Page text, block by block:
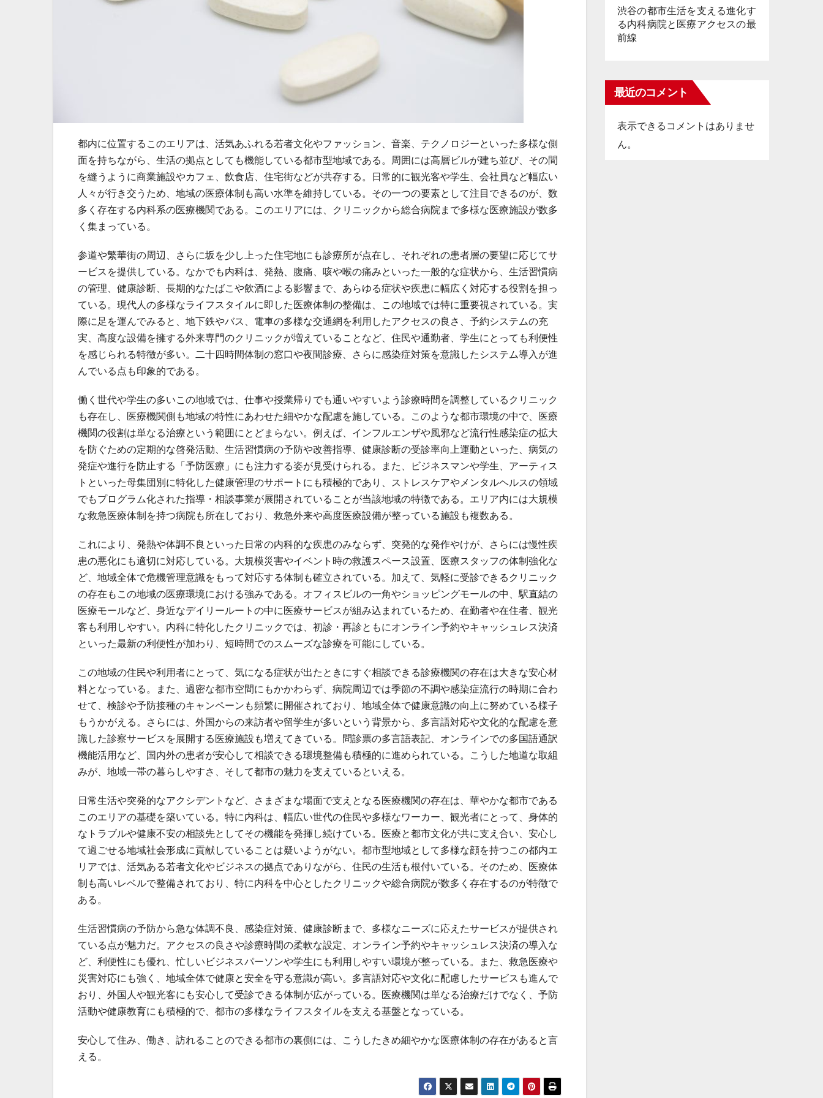
都内に位置するこのエリアは、活気あふれる若者文化やファッション、音楽、テクノロジーといった多様な側
面を持ちながら、生活の拠点としても機能している都市型地域である。
周囲には高層ビルが建ち並び、その間
を縫うように商業施設やカフェ、飲食店、住宅街などが共存する。日常的に観光客や学生、会社員など幅広い
人々が行き交うため、地域の医療体制も高い水準を維持している。その一つの要素として注目できるのが、数
多く存在する内科系の医療機関である。このエリアには、クリニックから総合病院まで多様な医療施設が数多
く集まっている。
参道や繁華街の周辺、さらに坂を少し上った住宅地にも診療所が点在し、それぞれの患者層の要望に応じてサ
ービスを提供している。なかでも内科は、発熱、腹痛、咳や喉の痛みといった一般的な症状から、生活習慣病
の管理、健康診断、長期的なたばこや飲酒による影響まで、あらゆる症状や疾患に幅広く対応する役割を担っ
ている。現代人の多様なライフスタイルに即した医療体制の整備は、この地域では特に重要視されている。実
際に足を運んでみると、地下鉄やバス、電車の多様な交通網を利用したアクセスの良さ、予約システムの充
実、高度な設備を擁する外来専門のクリニックが増えていることなど、住民や通勤者、学生にとっても利便性
を感じられる特徴が多い。二十四時間体制の窓口や夜間診療、さらに感染症対策を意識したシステム導入が進
んでいる点も印象的である。
働く世代や学生の多いこの地域では、仕事や授業帰りでも通いやすいよう診療時間を調整しているクリニック
も存在し、医療機関側も地域の特性にあわせた細やかな配慮を施している。このような都市環境の中で、医療
機関の役割は単なる治療という範囲にとどまらない。例えば、インフルエンザや風邪など流行性感染症の拡大
を防ぐための定期的な啓発活動、生活習慣病の予防や改善指導、健康診断の受診率向上運動といった、病気の
発症や進行を防止する「予防医療」にも注力する姿が見受けられる。また、ビジネスマンや学生、アーティス
トといった母集団別に特化した健康管理のサポートにも積極的であり、ストレスケアやメンタルヘルスの領域
でもプログラム化された指導・相談事業が展開されていることが当該地域の特徴である。エリア内には大規模
な救急医療体制を持つ病院も所在しており、救急外来や高度医療設備が整っている施設も複数ある。
これにより、発熱や体調不良といった日常の内科的な疾患のみならず、突発的な発作やけが、さらには慢性疾
患の悪化にも適切に対応している。大規模災害やイベント時の救護スペース設置、医療スタッフの体制強化な
ど、地域全体で危機管理意識をもって対応する体制も確立されている。加えて、気軽に受診できるクリニック
の存在もこの地域の医療環境における強みである。オフィスビルの一角やショッピングモールの中、駅直結の
医療モールなど、身近なデイリールートの中に医療サービスが組み込まれているため、在勤者や在住者、観光
客も利用しやすい。内科に特化したクリニックでは、初診・再診ともにオンライン予約やキャッシュレス決済
といった最新の利便性が加わり、短時間でのスムーズな診療を可能にしている。
この地域の住民や利用者にとって、気になる症状が出たときにすぐ相談できる診療機関の存在は大きな安心材
料となっている。また、過密な都市空間にもかかわらず、病院周辺では季節の不調や感染症流行の時期に合わ
せて、検診や予防接種のキャンペーンも頻繁に開催されており、地域全体で健康意識の向上に努めている様子
もうかがえる。さらには、外国からの来訪者や留学生が多いという背景から、多言語対応や文化的な配慮を意
識した診察サービスを展開する医療施設も増えてきている。問診票の多言語表記、オンラインでの多国語通訳
機能活用など、国内外の患者が安心して相談できる環境整備も積極的に進められている。こうした地道な取組
みが、地域一帯の暮らしやすさ、そして都市の魅力を支えているといえる。
日常生活や突発的なアクシデントなど、さまざまな場面で支えとなる医療機関の存在は、華やかな都市である
このエリアの基礎を築いている。特に内科は、幅広い世代の住民や多様なワーカー、観光者にとって、身体的
なトラブルや健康不安の相談先としてその機能を発揮し続けている。医療と都市文化が共に支え合い、安心し
て過ごせる地域社会形成に貢献していることは疑いようがない。都市型地域として多様な顔を持つこの都内エ
リアでは、活気ある若者文化やビジネスの拠点でありながら、住民の生活も根付いている。そのため、医療体
制も高いレベルで整備されており、特に内科を中心としたクリニックや総合病院が数多く存在するのが特徴で
ある。
生活習慣病の予防から急な体調不良、感染症対策、健康診断まで、多様なニーズに応えたサービスが提供され
ている点が魅力だ。アクセスの良さや診療時間の柔軟な設定、オンライン予約やキャッシュレス決済の導入な
ど、利便性にも優れ、忙しいビジネスパーソンや学生にも利用しやすい環境が整っている。また、救急医療や
災害対応にも強く、地域全体で健康と安全を守る意識が高い。多言語対応や文化に配慮したサービスも進んで
おり、外国人や観光客にも安心して受診できる体制が広がっている。医療機関は単なる治療だけでなく、予防
活動や健康教育にも積極的で、都市の多様なライフスタイルを支える基盤となっている。
安心して住み、働き、訪れることのできる都市の裏側には、こうしたきめ細やかな医療体制の存在があると言
える。
渋谷の都市生活を支える進化す
る内科病院と医療アクセスの最
前線
最近のコメント
表示できるコメントはありませ
ん。